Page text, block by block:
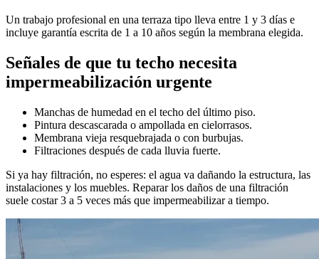
Un trabajo profesional en una terraza tipo lleva entre 1 y 3 días e
incluye garantía escrita de 1 a 10 años según la membrana elegida.
Señales de que tu techo necesita
impermeabilización urgente
Manchas de humedad en el techo del último piso.
Pintura descascarada o ampollada en cielorrasos.
Membrana vieja resquebrajada o con burbujas.
Filtraciones después de cada lluvia fuerte.
Si ya hay filtración, no esperes: el agua va dañando la estructura, las
instalaciones y los muebles. Reparar los daños de una filtración
suele costar 3 a 5 veces más que impermeabilizar a tiempo.